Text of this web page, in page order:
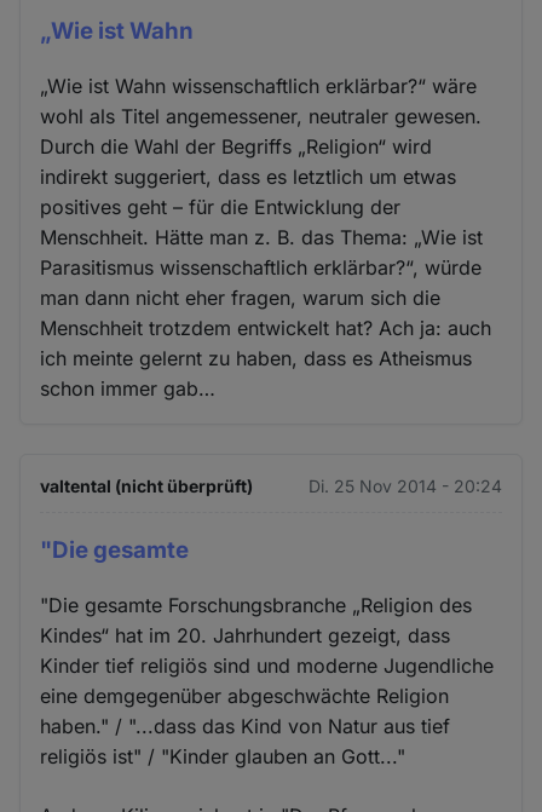
„Wie ist Wahn
„Wie ist Wahn wissenschaftlich erklärbar?“ wäre
wohl als Titel angemessener, neutraler gewesen.
Durch die Wahl der Begriffs „Religion“ wird
indirekt suggeriert, dass es letztlich um etwas
positives geht – für die Entwicklung der
Menschheit. Hätte man z. B. das Thema: „Wie ist
Parasitismus wissenschaftlich erklärbar?“, würde
man dann nicht eher fragen, warum sich die
Menschheit trotzdem entwickelt hat? Ach ja: auch
ich meinte gelernt zu haben, dass es Atheismus
schon immer gab…
valtental (nicht überprüft) Di. 25 Nov 2014 - 20:24
"Die gesamte
"Die gesamte Forschungsbranche „Religion des
Kindes“ hat im 20. Jahrhundert gezeigt, dass
Kinder tief religiös sind und moderne Jugendliche
eine demgegenüber abgeschwächte Religion
haben." / "...dass das Kind von Natur aus tief
religiös ist" / "Kinder glauben an Gott..."